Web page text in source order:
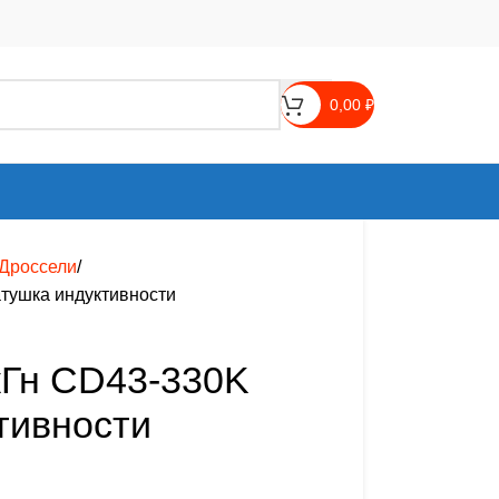
0,00 ₽
индуктивности
CD43-330K